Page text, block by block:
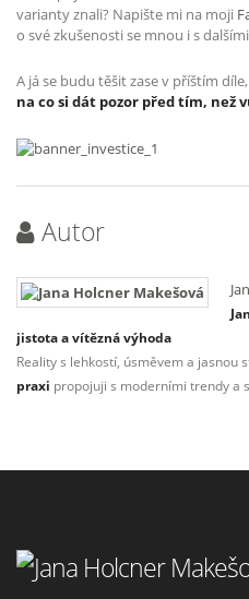
varianty znali? Napište mi na moji
o své zkušenosti se mnou i s
A já se budu těšit zase v příštím
na co si dát pozor před tím, než
Autor
jistota a vítězná výhoda
Reality s lehkostí, úsměvem a jasnou
praxi propojuji s moderními trendy a